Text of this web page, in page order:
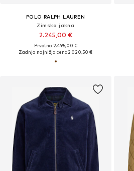
POLO RALPH LAUREN
Zimska jakna
2.245,00 €
Prvotno: 2.495,00 €
Zadnja najnižja cena2.020,50 €